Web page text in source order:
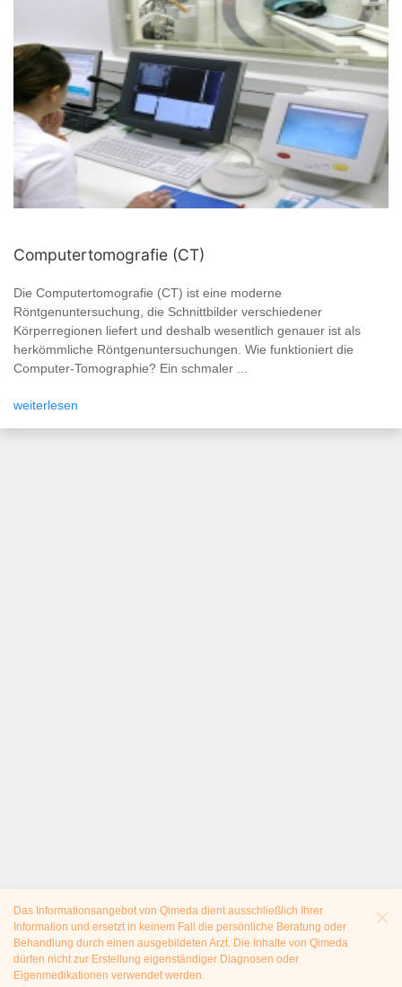
Computertomografie (CT)
Die Computertomografie (CT) ist eine moderne
Röntgenuntersuchung, die Schnittbilder verschiedener
Körperregionen liefert und deshalb wesentlich genauer ist als
herkömmliche Röntgenuntersuchungen. Wie funktioniert die
Computer-Tomographie? Ein schmaler ...
weiterlesen
Das Informationsangebot von Qimeda dient ausschließlich Ihrer
Information und ersetzt in keinem Fall die persönliche Beratung oder
Behandlung durch einen ausgebildeten Arzt. Die Inhalte von Qimeda
dürfen nicht zur Erstellung eigenständiger Diagnosen oder
Eigenmedikationen verwendet werden.